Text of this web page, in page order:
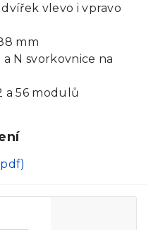
vlevo i vpravo
mm
N svorkovnice na
a 56 modulů